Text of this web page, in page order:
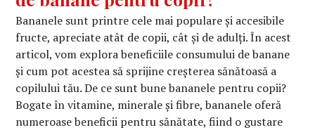
Bananele sunt printre cele mai populare și accesibile
fructe, apreciate atât de copii, cât și de adulți. În acest
articol, vom explora beneficiile consumului de banane
și cum pot acestea să sprijine creșterea sănătoasă a
copilului tău. De ce sunt bune bananele pentru copii?
Bogate în vitamine, minerale și fibre, bananele oferă
numeroase beneficii pentru sănătate, fiind o gustare